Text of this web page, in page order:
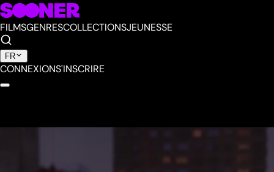
FILMSGENRESCOLLECTIONSJEUNESSE
FR
CONNEXIONS'INSCRIRE